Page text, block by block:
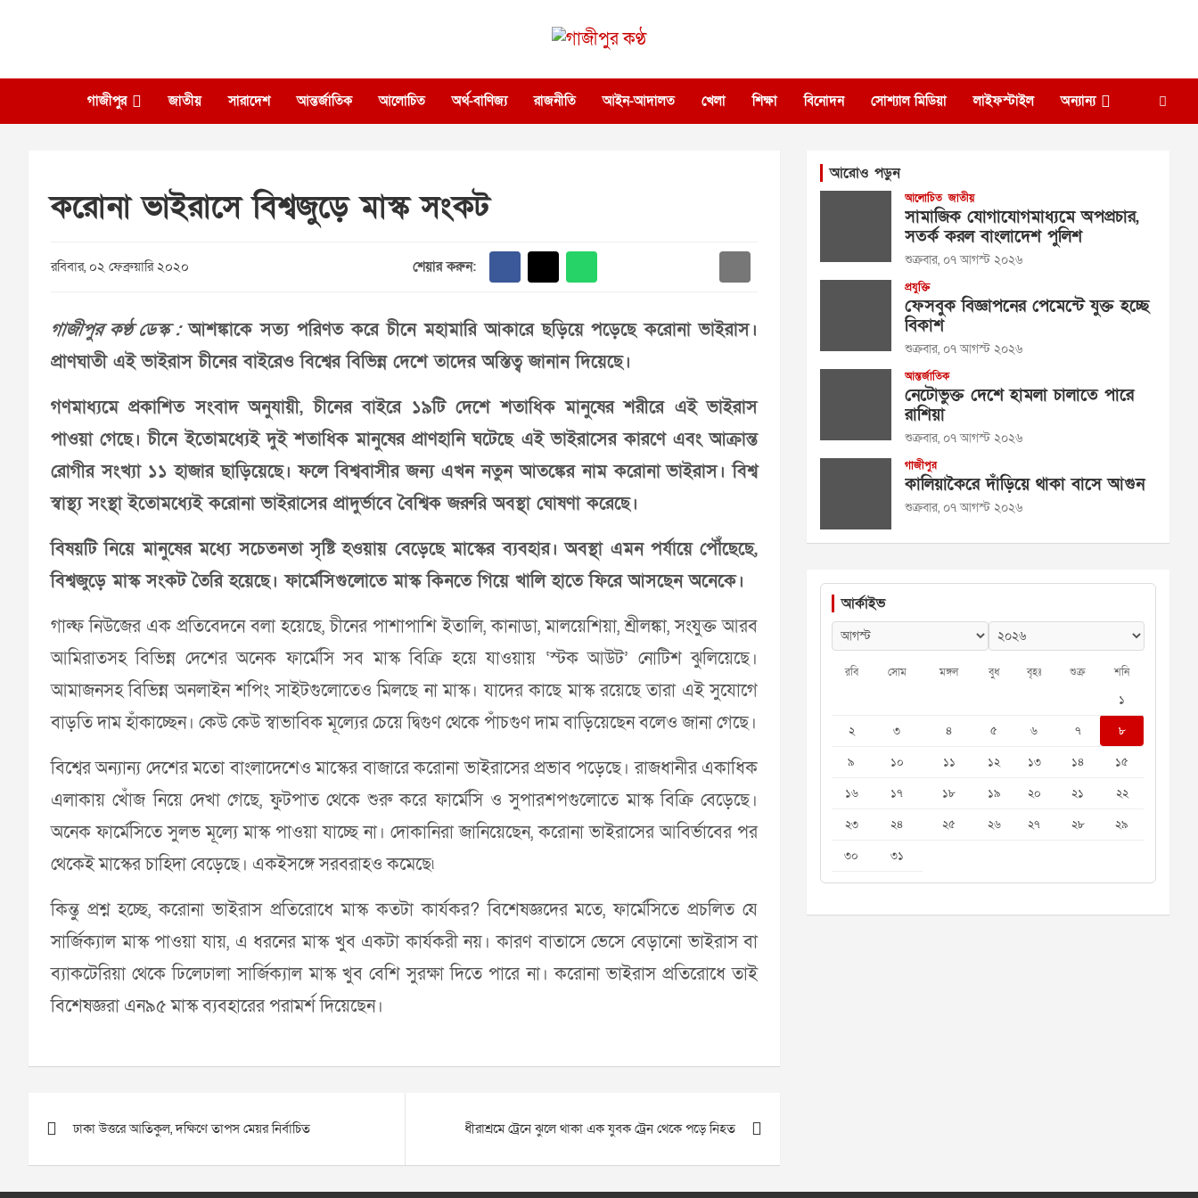
গাজীপুর কণ্ঠ
গাজীপুর জাতীয় সারাদেশ আন্তর্জাতিক আলোচিত অর্থ-বাণিজ্য রাজনীতি আইন-আদালত খেলা শিক্ষা বিনোদন সোশ্যাল মিডিয়া লাইফস্টাইল অন্যান্য
করোনা ভাইরাসে বিশ্বজুড়ে মাস্ক সংকট
রবিবার, ০২ ফেব্রুয়ারি ২০২০ শেয়ার করুন:
গাজীপুর কণ্ঠ ডেস্ক :আশঙ্কাকে সত্য পরিণত করে চীনে মহামারি আকারে ছড়িয়ে পড়েছে করোনা ভাইরাস।
প্রাণঘাতী এই ভাইরাস চীনের বাইরেও বিশ্বের বিভিন্ন দেশে তাদের অস্তিত্ব জানান দিয়েছে।
গণমাধ্যমে প্রকাশিত সংবাদ অনুযায়ী, চীনের বাইরে ১৯টি দেশে শতাধিক মানুষের শরীরে এই ভাইরাস
পাওয়া গেছে। চীনে ইতোমধ্যেই দুই শতাধিক মানুষের প্রাণহানি ঘটেছে এই ভাইরাসের কারণে এবং আক্রান্ত
রোগীর সংখ্যা ১১ হাজার ছাড়িয়েছে। ফলে বিশ্ববাসীর জন্য এখন নতুন আতঙ্কের নাম করোনা ভাইরাস। বিশ্ব
স্বাস্থ্য সংস্থা ইতোমধ্যেই করোনা ভাইরাসের প্রাদুর্ভাবে বৈশ্বিক জরুরি অবস্থা ঘোষণা করেছে।
বিষয়টি নিয়ে মানুষের মধ্যে সচেতনতা ‍সৃষ্টি হওয়ায় বেড়েছে মাস্কের ব্যবহার। অবস্থা এমন পর্যায়ে পৌঁছেছে,
বিশ্বজুড়ে মাস্ক সংকট তৈরি হয়েছে। ফার্মেসিগুলোতে মাস্ক কিনতে গিয়ে খালি হাতে ফিরে আসছেন অনেকে।
গাল্ফ নিউজের এক প্রতিবেদনে বলা হয়েছে, চীনের পাশাপাশি ইতালি, কানাডা, মালয়েশিয়া, শ্রীলঙ্কা, সংযুক্ত আরব
আমিরাতসহ বিভিন্ন দেশের অনেক ফার্মেসি সব মাস্ক বিক্রি হয়ে যাওয়ায় ‘স্টক আউট’ নোটিশ ঝুলিয়েছে।
আমাজনসহ বিভিন্ন অনলাইন শপিং সাইটগুলোতেও মিলছে না মাস্ক। যাদের কাছে মাস্ক রয়েছে তারা এই সুযোগে
বাড়তি দাম হাঁকাচ্ছেন। কেউ কেউ স্বাভাবিক মূল্যের চেয়ে দ্বিগুণ থেকে পাঁচগুণ দাম বাড়িয়েছেন বলেও জানা গেছে।
বিশ্বের অন্যান্য দেশের মতো বাংলাদেশেও মাস্কের বাজারে করোনা ভাইরাসের প্রভাব পড়েছে। রাজধানীর একাধিক
এলাকায় খোঁজ নিয়ে দেখা গেছে, ফুটপাত থেকে শুরু করে ফার্মেসি ও সুপারশপগুলোতে মাস্ক বিক্রি বেড়েছে।
অনেক ফার্মেসিতে সুলভ মূল্যে মাস্ক পাওয়া যাচ্ছে না। দোকানিরা জানিয়েছেন, করোনা ভাইরাসের আবির্ভাবের পর
থেকেই মাস্কের চাহিদা বেড়েছে। একইসঙ্গে সরবরাহও কমেছে৷
কিন্তু প্রশ্ন হচ্ছে, করোনা ভাইরাস প্রতিরোধে মাস্ক কতটা কার্যকর? বিশেষজ্ঞদের মতে, ফার্মেসিতে প্রচলিত যে
সার্জিক্যাল মাস্ক পাওয়া যায়, এ ধরনের মাস্ক খুব একটা কার্যকরী নয়। কারণ বাতাসে ভেসে বেড়ানো ভাইরাস বা
ব্যাকটেরিয়া থেকে ঢিলেঢালা সার্জিক্যাল মাস্ক খুব বেশি সুরক্ষা দিতে পারে না। করোনা ভাইরাস প্রতিরোধে তাই
বিশেষজ্ঞরা এন৯৫ মাস্ক ব্যবহারের পরামর্শ দিয়েছেন।
navigation
ঢাকা উত্তরে আতিকুল, দক্ষিণে তাপস মেয়র নির্বাচিত ধীরাশ্রমে ট্রেনে ঝুলে থাকা এক যুবক ট্রেন থেকে পড়ে নিহত
আরোও পড়ুন
আলোচিত জাতীয়
সামাজিক যোগাযোগমাধ্যমে অপপ্রচার,
সতর্ক করল বাংলাদেশ পুলিশ
শুক্রবার, ০৭ আগস্ট ২০২৬
প্রযুক্তি
ফেসবুক বিজ্ঞাপনের পেমেন্টে যুক্ত হচ্ছে
বিকাশ
শুক্রবার, ০৭ আগস্ট ২০২৬
আন্তর্জাতিক
নেটোভুক্ত দেশে হামলা চালাতে পারে
রাশিয়া
শুক্রবার, ০৭ আগস্ট ২০২৬
গাজীপুর
কালিয়াকৈরে দাঁড়িয়ে থাকা বাসে আগুন
শুক্রবার, ০৭ আগস্ট ২০২৬
আর্কাইভ
রবি সোম মঙ্গল বুধ বৃহঃ শুক্র শনি
১
২
৩ ৪ ৫ ৬ ৭
৮
৯
১০ ১১ ১২ ১৩ ১৪
১৫
১৬
১৭ ১৮ ১৯ ২০ ২১
২২
২৩
২৪ ২৫ ২৬ ২৭ ২৮
২৯
৩০
৩১